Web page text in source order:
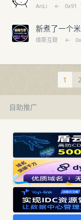
AnLi ← 0x91
新煮了一个
维斯互联 ←
1
自助推广